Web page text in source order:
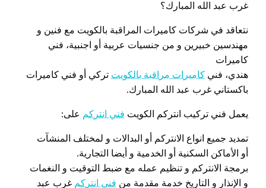
غرب عبد الله المبارك؟
نتعاقد في شركات كاميرات المراقبة بالكويت مع فنين و
مهندسين خبيرين و من جنسيات عربية أو اجنبية، فني
كاميرات
هندي، فني كاميرات مراقبة بالكويت تركي أو فني كاميرات
باكستاني غرب عبد الله المبارك.
يعمل فني تركيب انتركم الكويت فني انتركم على:
تمديد جميع انواع الانتركم أو البدالات و لمختلف المنشآت
أو الأماكن السكنية أو الخدمية و أيضا التجارية.
برمجة الانتركم و تنظيم عمله مع ضبط التوقيت و النغمات
و الإنذار و التاريخ خدمة مقدمة من فني انتركم غرب عبد